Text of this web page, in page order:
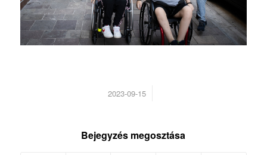
2023-09-15
/
Bejegyzés megosztása